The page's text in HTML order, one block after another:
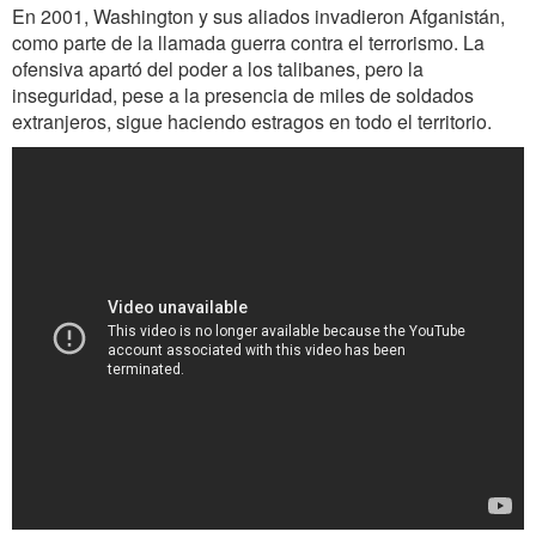
En 2001, Washington y sus aliados invadieron Afganistán,
como parte de la llamada guerra contra el terrorismo. La
ofensiva apartó del poder a los talibanes, pero la
inseguridad, pese a la presencia de miles de soldados
extranjeros, sigue haciendo estragos en todo el territorio.